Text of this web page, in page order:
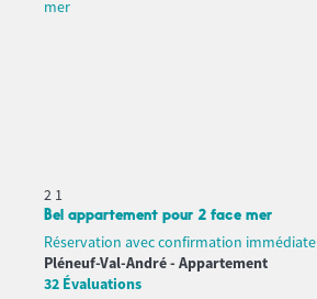
2 1
Bel appartement pour 2 face mer
Réservation avec confirmation immédiate
Pléneuf-Val-André - Appartement
32 Évaluations